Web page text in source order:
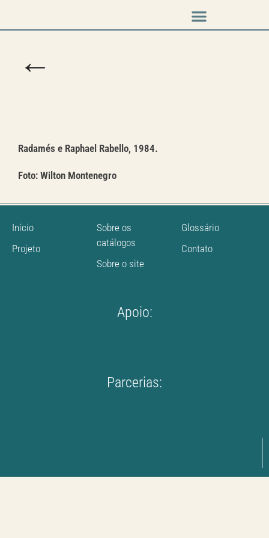
←
Radamés e Raphael Rabello, 1984.
Foto: Wilton Montenegro
Início
Projeto
Sobre os
catálogos
Sobre o site
Glossário
Contato
Apoio:
Parcerias: